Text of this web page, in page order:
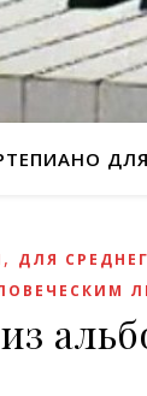
, ДЛЯ